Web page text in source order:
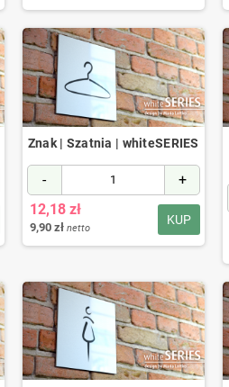
Znak | Szatnia | whiteSERIES
- +
KUP
12,18 zł
9,90 zł netto